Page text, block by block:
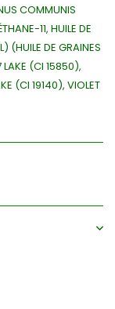
COMMUNIS
11, HUILE DE
(HUILE DE GRAINES
LAKE (CI 15850),
(CI 19140), VIOLET